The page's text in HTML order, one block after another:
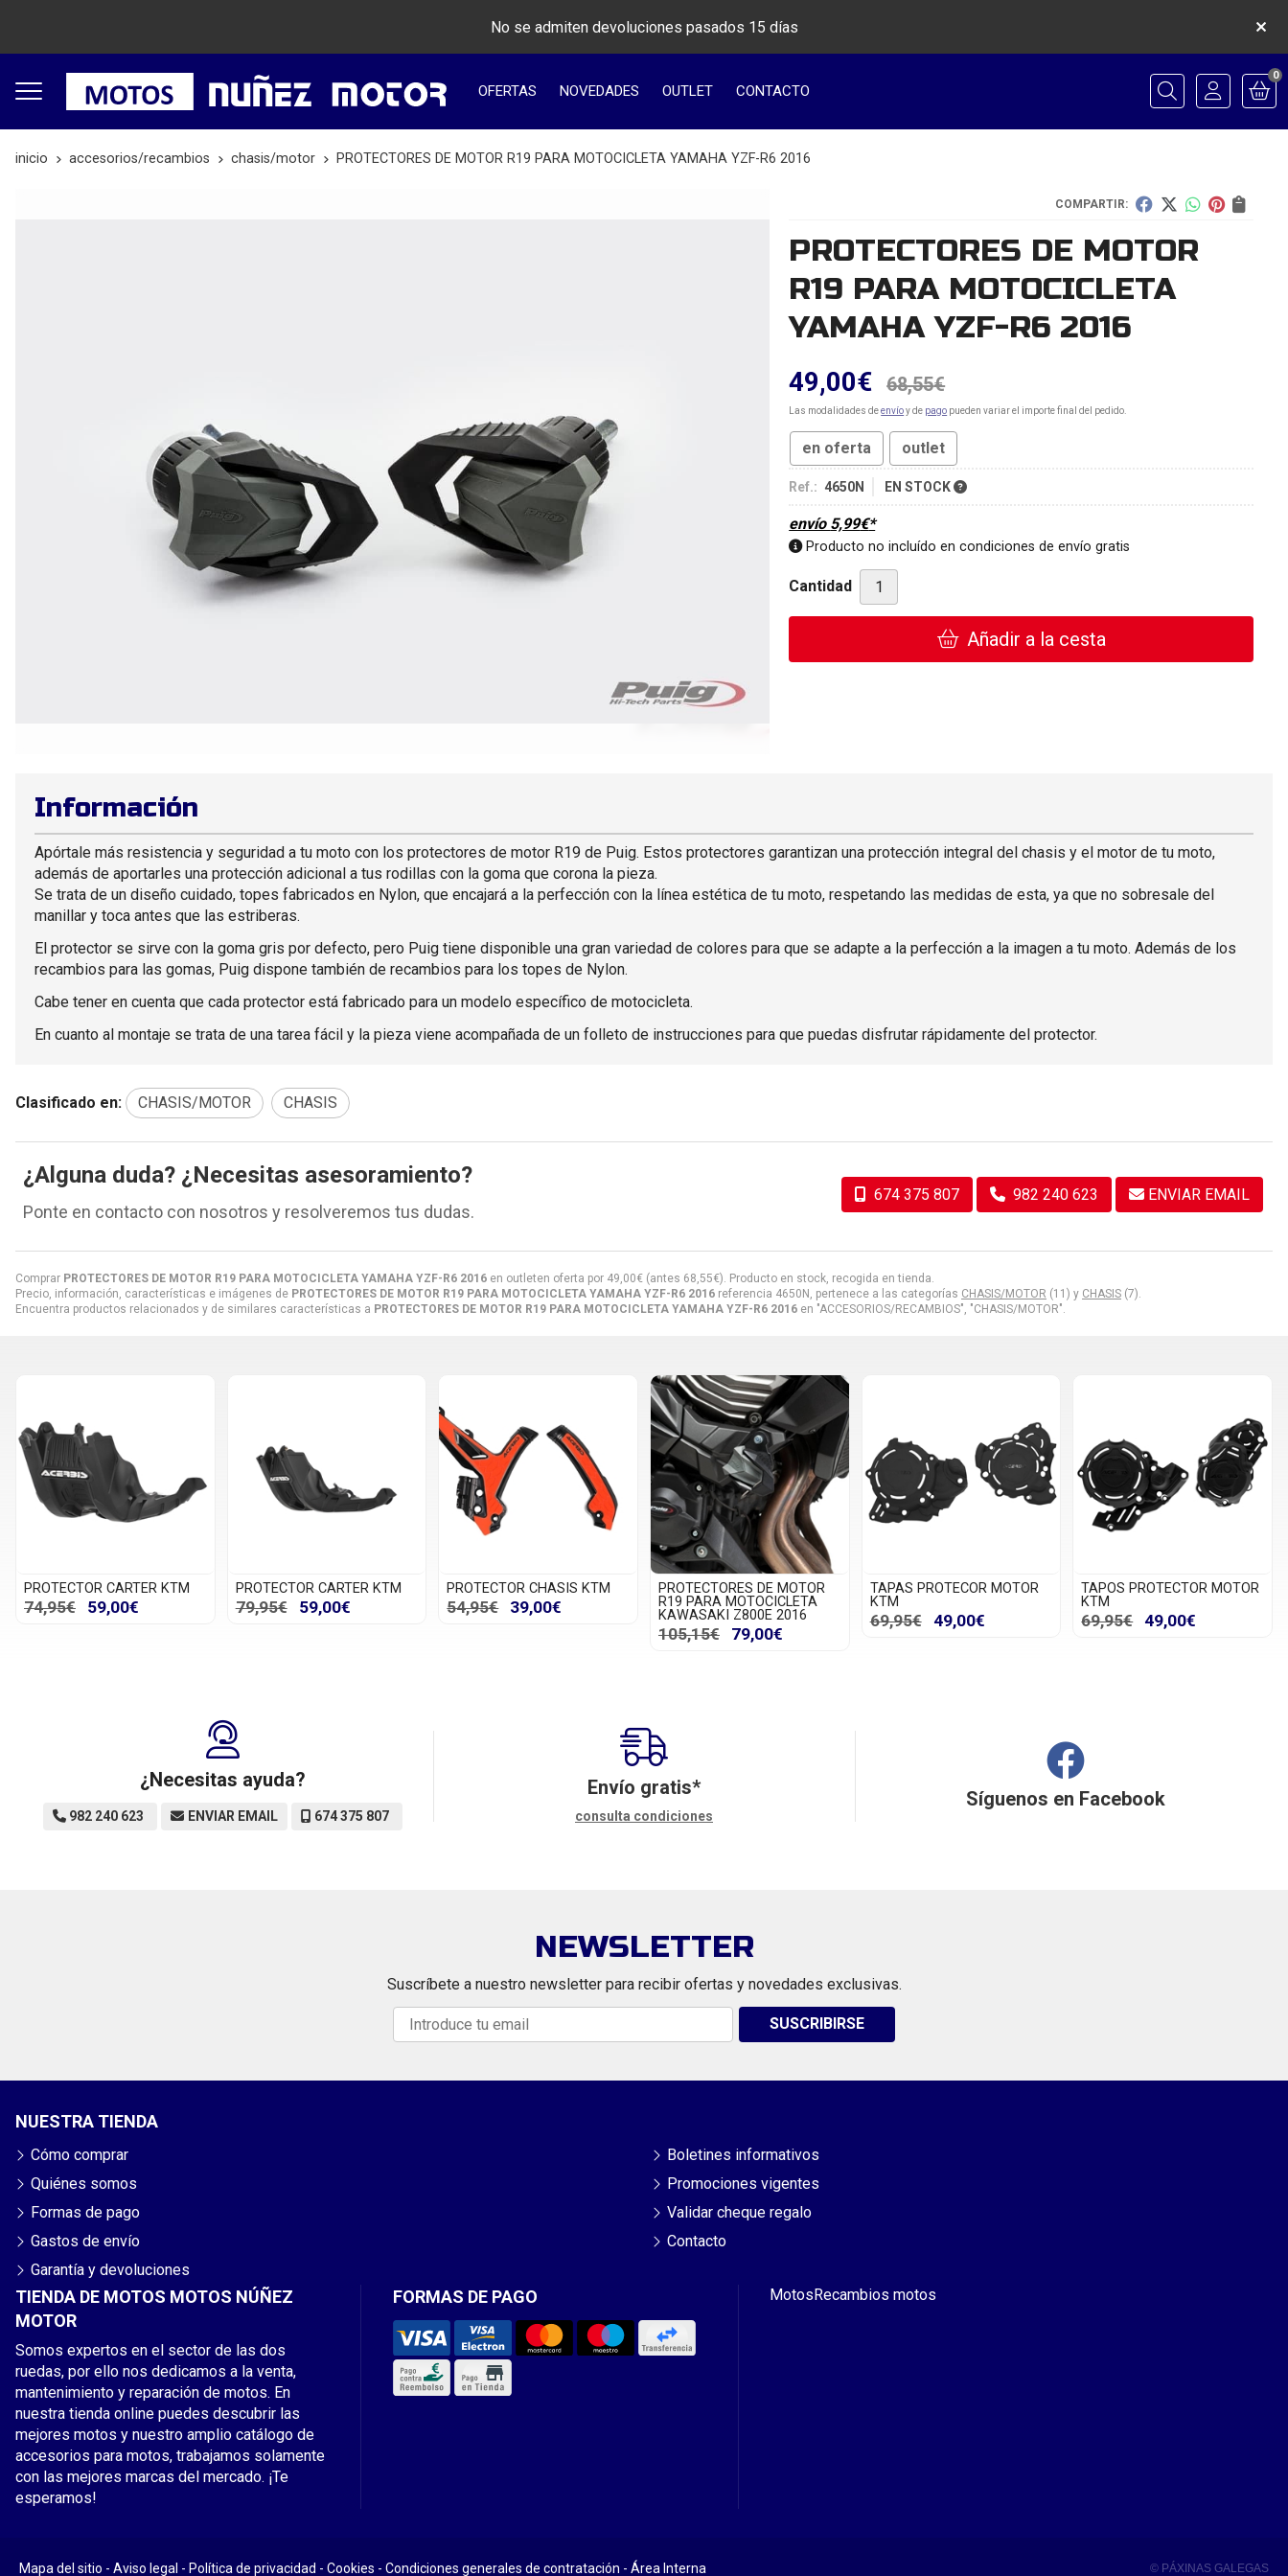
No se admiten devoluciones pasados 15 días
OFERTAS NOVEDADES OUTLET CONTACTO Buscar
0
inicio accesorios/recambios chasis/motor PROTECTORES DE MOTOR R19 PARA MOTOCICLETA YAMAHA YZF-R6 2016
COMPARTIR:
PROTECTORES DE MOTOR
R19 PARA MOTOCICLETA
YAMAHA YZF-R6 2016
49,00€ 68,55€
Las modalidades deenvíoy de pago pueden variar el importe final del pedido.
en oferta outlet
Ref.: 4650N EN STOCK
envío 5,99€*
Producto no incluído en condiciones de envío gratis
Cantidad
Añadir a la cesta
Comprar PROTECTORES DE MOTOR R19 PARA MOTOCICLETA YAMAHA YZF-R6 2016 en outleten oferta por 49,00€ (antes 68,55€). Producto en stock, recogida en tienda.
Precio, información, características e imágenes de PROTECTORES DE MOTOR R19 PARA MOTOCICLETA YAMAHA YZF-R6 2016 referencia 4650N, pertenece a las categorías CHASIS/MOTOR (11) y CHASIS (7).
Encuentra productos relacionados y de similares características a PROTECTORES DE MOTOR R19 PARA MOTOCICLETA YAMAHA YZF-R6 2016 en "ACCESORIOS/RECAMBIOS", "CHASIS/MOTOR".
Información
Apórtale más resistencia y seguridad a tu moto con los protectores de motor R19 de Puig. Estos protectores garantizan una protección integral del chasis y el motor de tu moto,
además de aportarles una protección adicional a tus rodillas con la goma que corona la pieza.
Se trata de un diseño cuidado, topes fabricados en Nylon, que encajará a la perfección con la línea estética de tu moto, respetando las medidas de esta, ya que no sobresale del
manillar y toca antes que las estriberas.
El protector se sirve con la goma gris por defecto, pero Puig tiene disponible una gran variedad de colores para que se adapte a la perfección a la imagen a tu moto. Además de los
recambios para las gomas, Puig dispone también de recambios para los topes de Nylon.
Cabe tener en cuenta que cada protector está fabricado para un modelo específico de motocicleta.
En cuanto al montaje se trata de una tarea fácil y la pieza viene acompañada de un folleto de instrucciones para que puedas disfrutar rápidamente del protector.
Clasificado en: CHASIS/MOTOR CHASIS
¿Alguna duda? ¿Necesitas asesoramiento?
Ponte en contacto con nosotros y resolveremos tus dudas.
674 375 807 982 240 623 ENVIAR EMAIL
PROTECTOR CARTER KTM
74,95€ 59,00€
PROTECTOR CARTER KTM
79,95€ 59,00€
PROTECTOR CHASIS KTM
54,95€ 39,00€
PROTECTORES DE MOTOR
R19 PARA MOTOCICLETA
KAWASAKI Z800E 2016
105,15€ 79,00€
TAPAS PROTECOR MOTOR
KTM
69,95€ 49,00€
TAPOS PROTECTOR MOTOR
KTM
69,95€ 49,00€
¿Necesitas ayuda?
982 240 623 ENVIAR EMAIL 674 375 807
Envío gratis*
consulta condiciones
Síguenos en Facebook
NEWSLETTER
Suscríbete a nuestro newsletter para recibir ofertas y novedades exclusivas.
SUSCRIBIRSE
TIENDA DE MOTOS MOTOS NÚÑEZ
MOTOR
Somos expertos en el sector de las dos
ruedas, por ello nos dedicamos a la venta,
mantenimiento y reparación de motos. En
nuestra tienda online puedes descubrir las
mejores motos y nuestro amplio catálogo de
accesorios para motos, trabajamos solamente
con las mejores marcas del mercado. ¡Te
esperamos!
FORMAS DE PAGO
NUESTRA TIENDA
Cómo comprar
Quiénes somos
Formas de pago
Gastos de envío
Garantía y devoluciones
Boletines informativos
Promociones vigentes
Validar cheque regalo
Contacto
MotosRecambios motos
Mapa del sitio - Aviso legal - Política de privacidad - Cookies - Condiciones generales de contratación - Área Interna © PÁXINAS GALEGAS